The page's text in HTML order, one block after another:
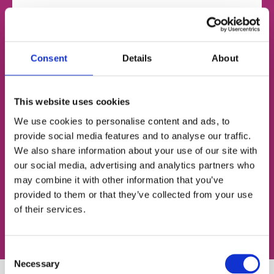
Consent Details About
This website uses cookies
We use cookies to personalise content and ads, to
provide social media features and to analyse our traffic.
We also share information about your use of our site with
our social media, advertising and analytics partners who
may combine it with other information that you’ve
provided to them or that they’ve collected from your use
of their services.
Selection
Necessary
Згоден із політикою конфіденційності
Записатися на урок